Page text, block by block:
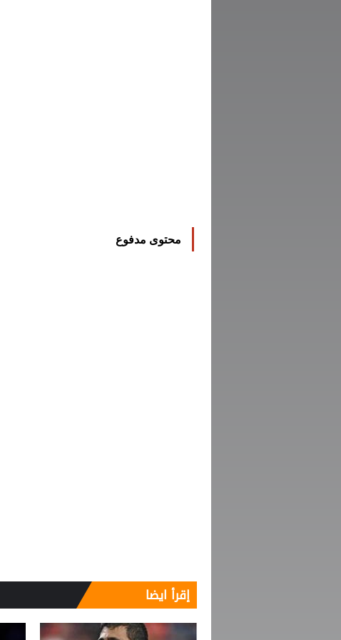
محتوى مدفوع
إقرأ ايضا